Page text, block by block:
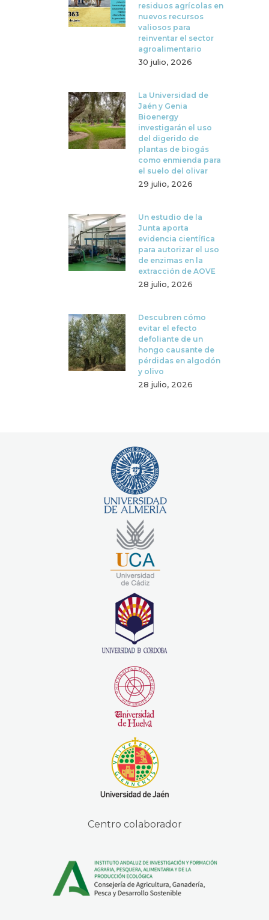
residuos agrícolas en
nuevos recursos
valiosos para
reinventar el sector
agroalimentario
30 julio, 2026
La Universidad de
Jaén y Genia
Bioenergy
investigarán el uso
del digerido de
plantas de biogás
como enmienda para
el suelo del olivar
29 julio, 2026
Un estudio de la
Junta aporta
evidencia científica
para autorizar el uso
de enzimas en la
extracción de AOVE
28 julio, 2026
Descubren cómo
evitar el efecto
defoliante de un
hongo causante de
pérdidas en algodón
y olivo
28 julio, 2026
Centro colaborador